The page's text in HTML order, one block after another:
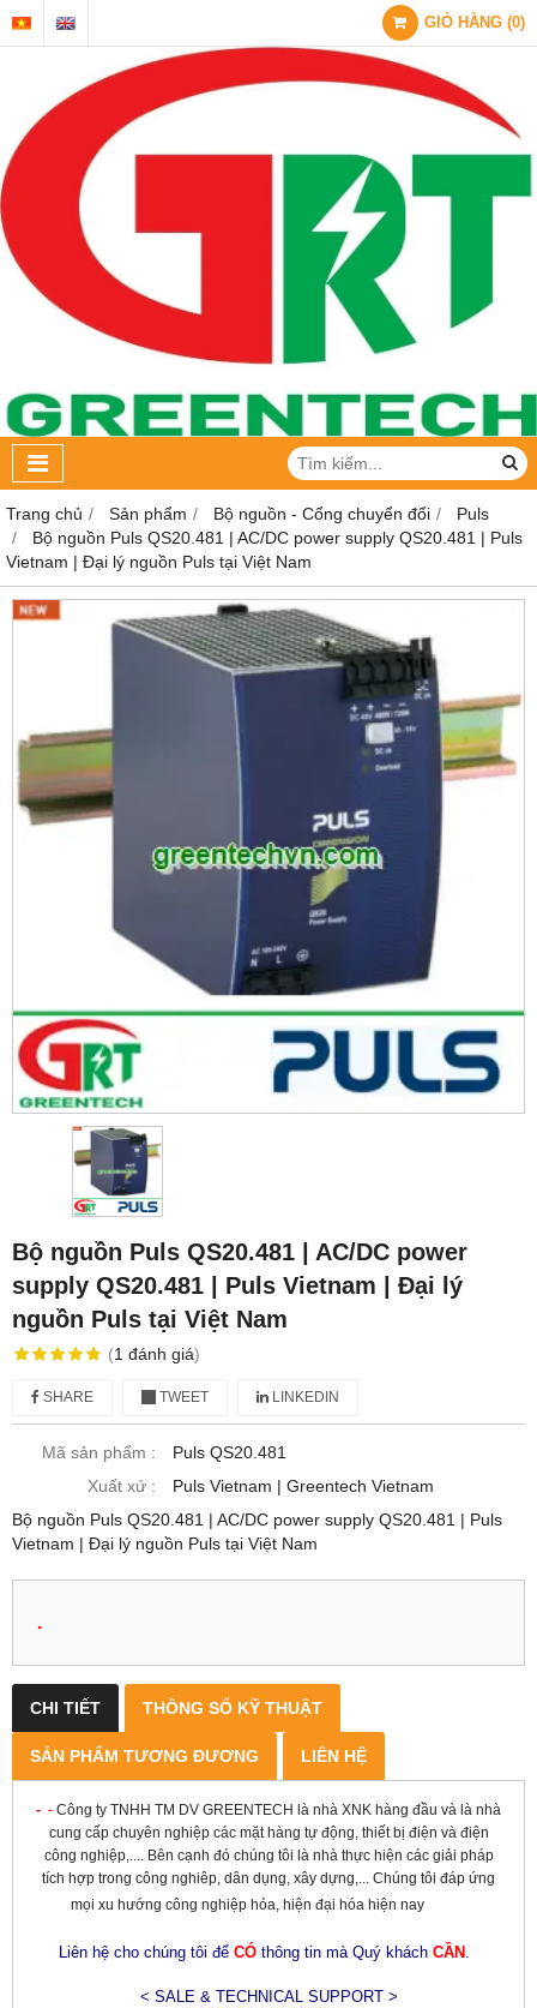
GIỎ HÀNG (0)
Trang chủ Sản phẩm Bộ nguồn - Cổng chuyển đổi
Puls
Bộ nguồn Puls QS20.481 | AC/DC power supply QS20.481 | Puls
Vietnam | Đại lý nguồn Puls tại Việt Nam
Bộ nguồn Puls QS20.481 | AC/DC power
supply QS20.481 | Puls Vietnam | Đại lý
nguồn Puls tại Việt Nam
(1 đánh giá)
SHARE TWEET LINKEDIN
Mã sản phẩm :
Puls QS20.481
Xuất xứ :
Puls Vietnam | Greentech Vietnam
Bộ nguồn Puls QS20.481 | AC/DC power supply QS20.481 | Puls
Vietnam | Đại lý nguồn Puls tại Việt Nam
.
CHI TIẾT THÔNG SỐ KỸ THUẬT
SẢN PHẨM TƯƠNG ĐƯƠNG LIÊN HỆ
- - Công ty TNHH TM DV GREENTECH là nhà XNK hàng đầu và là nhà
cung cấp chuyên nghiệp các mặt hàng tự động, thiết bị điện và điện
công nghiệp,.... Bên cạnh đó chúng tôi là nhà thực hiện các giải pháp
tích hợp trong công nghiêp, dân dụng, xây dựng,... Chúng tôi đáp ứng
mọi xu hướng công nghiệp hóa, hiện đại hóa hiện nay
Liên hệ cho chúng tôi để CÓthông tin mà Quý khách CẦN .
< SALE & TECHNICAL SUPPORT >